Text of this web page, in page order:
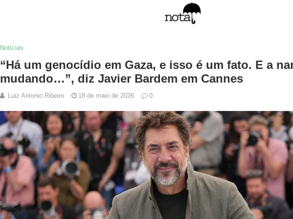
Notícias
“Há um genocídio em Gaza, e isso é um fato. E a
mudando…”, diz Javier Bardem em Cannes
Luiz Antonio Ribeiro 18 de maio de 2026 0